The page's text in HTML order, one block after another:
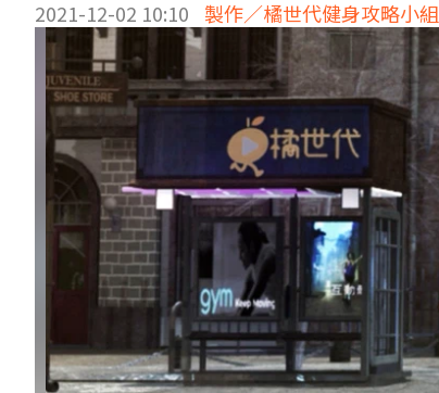
2021-12-02 10:10 製作／橘世代健身攻略小組